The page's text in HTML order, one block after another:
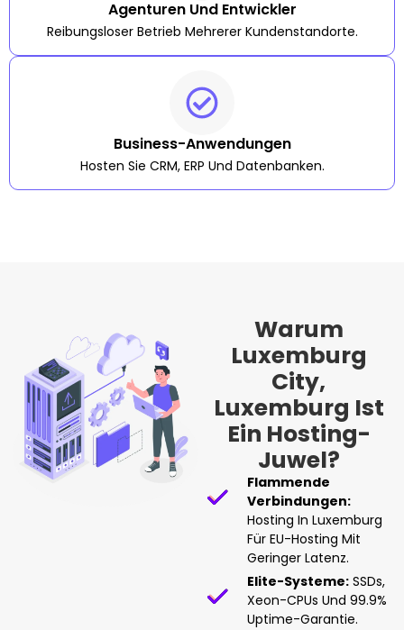
Agenturen Und Entwickler
Reibungsloser Betrieb Mehrerer Kundenstandorte.
Business-Anwendungen
Hosten Sie CRM, ERP Und Datenbanken.
Warum
Luxemburg
City,
Luxemburg Ist
Ein Hosting-
Juwel?
Flammende
Verbindungen:
Hosting In Luxemburg
Für EU-Hosting Mit
Geringer Latenz.
Elite-Systeme: SSDs,
Xeon-CPUs Und 99.9%
Uptime-Garantie.